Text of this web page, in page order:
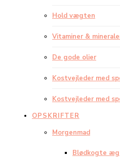
Hold vægten
Vitaminer &
De gode olier
Kostvejleder med
Kostvejleder med
OPSKRIFTER
Morgenmad
Blødkogte æg